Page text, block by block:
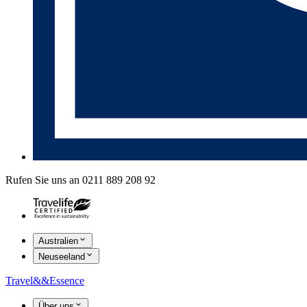
Rufen Sie uns an 0211 889 208 92
Australien
Neuseeland
Travel&&Essence